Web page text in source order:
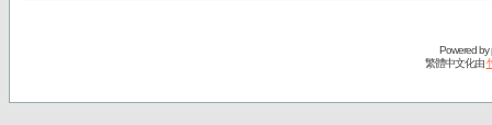
Powered by
繁體中文化由